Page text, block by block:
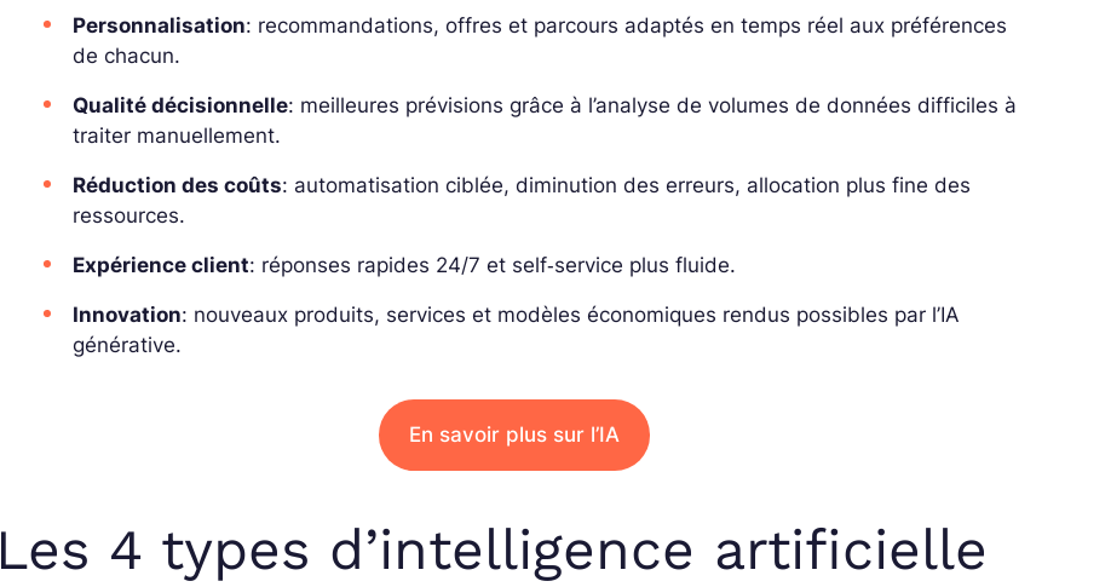
Personnalisation: recommandations, offres et parcours adaptés en temps réel aux préférences
de chacun.
Qualité décisionnelle: meilleures prévisions grâce à l’analyse de volumes de données difficiles à
traiter manuellement.
Réduction des coûts: automatisation ciblée, diminution des erreurs, allocation plus fine des
ressources.
Expérience client: réponses rapides 24/7 et self‑service plus fluide.
Innovation: nouveaux produits, services et modèles économiques rendus possibles par l’IA
générative.
En savoir plus sur l’IA
Les 4 types d’intelligence artificielle